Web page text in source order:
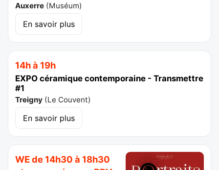
Auxerre (Muséum)
En savoir plus
14h à 19h
EXPO céramique contemporaine - Transmettre
#1
Treigny (Le Couvent)
En savoir plus
WE de 14h30 à 18h30